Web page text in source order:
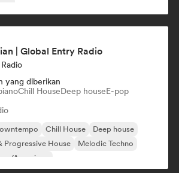
| Global Entry Radio
yang diberikan
Chill HouseDeep houseE-pop
Chill House
Deep house
Progressive House
Melodic Techno
Amapiano